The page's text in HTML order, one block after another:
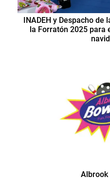
INADEH y Despacho
la Forratón 2025 para
Albrook